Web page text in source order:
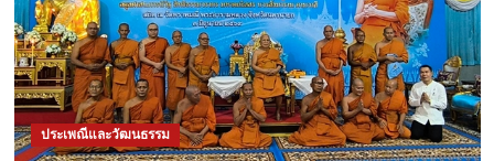
ประเพณีและวัฒนธรรม